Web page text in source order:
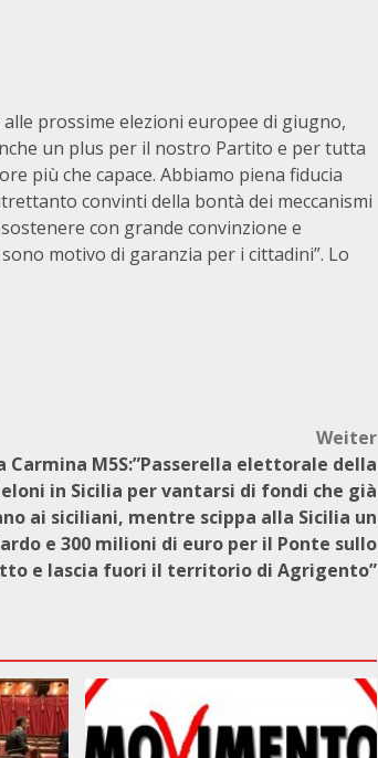
alle prossime elezioni europee di giugno,
un plus per il nostro Partito e per tutta
più che capace. Abbiamo piena fiducia
convinti della bontà dei meccanismi
con grande convinzione e
motivo di garanzia per i cittadini”. Lo
Weiter
Carmina M5S:”Passerella elettorale della
in Sicilia per vantarsi di fondi che già
ai siciliani, mentre scippa alla Sicilia un
e 300 milioni di euro per il Ponte sullo
e lascia fuori il territorio di Agrigento”